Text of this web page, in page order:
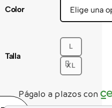
Color
Talla
L
XL
Págalo a plazos con